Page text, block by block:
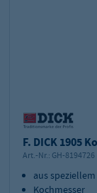
F. DICK 1905
Art.-Nr.: GH-8194726
aus
Kochmesser